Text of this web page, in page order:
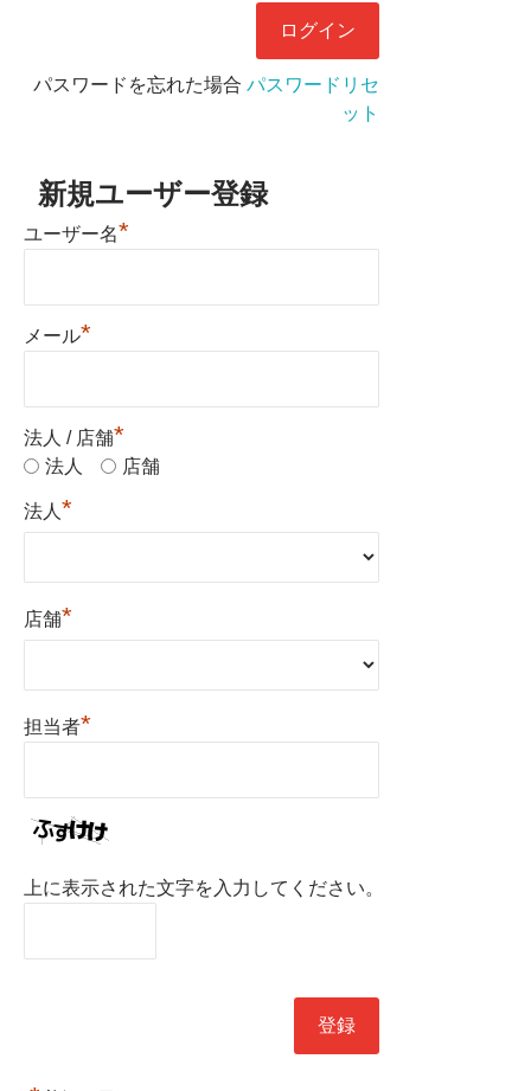
パスワードを忘れた場合 パスワードリセ
ット
新規ユーザー登録
ユーザー名*
メール*
法人 / 店舗*
法人 店舗
法人 *
店舗*
担当者*
上に表示された文字を入力してください。